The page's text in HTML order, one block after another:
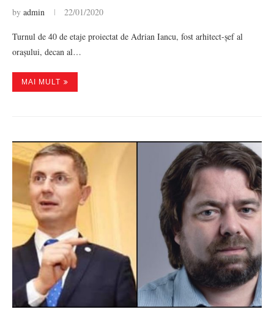
by admin 22/01/2020
Turnul de 40 de etaje proiectat de Adrian Iancu, fost arhitect-șef al
orașului, decan al…
MAI MULT